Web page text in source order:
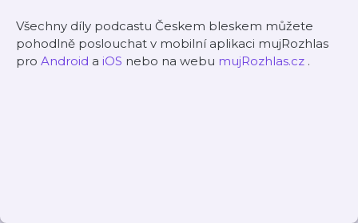
Všechny díly podcastu Českem bleskem můžete
pohodlně poslouchat v mobilní aplikaci mujRozhlas
pro Android a iOS nebo na webu mujRozhlas.cz .